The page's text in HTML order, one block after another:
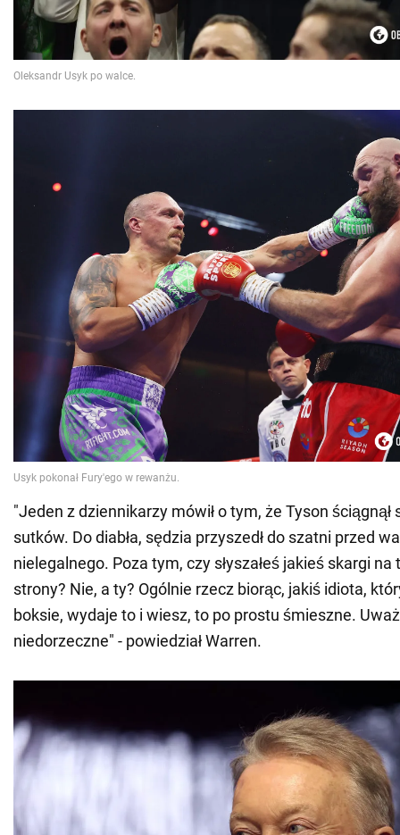
"Jeden z dziennikarzy mówił o tym, że Tyson ściągnął
sutków. Do diabła, sędzia przyszedł do szatni przed
nielegalnego. Poza tym, czy słyszałeś jakieś skargi
strony? Nie, a ty? Ogólnie rzecz biorąc, jakiś idiota,
boksie, wydaje to i wiesz, to po prostu śmieszne.
niedorzeczne" - powiedział Warren.